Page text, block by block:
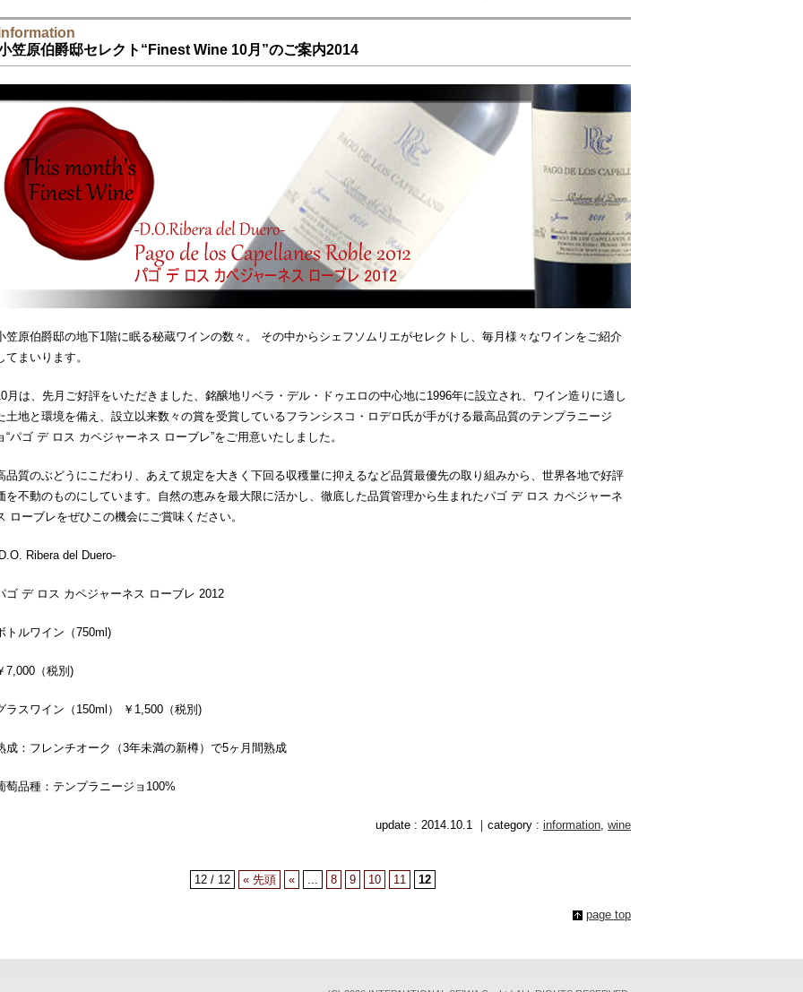
笠原伯爵邸セレクト“Finest Wine 10月”のご案内2014
笠原伯爵邸の地下1階に眠る秘蔵ワインの数々。 その中からシェフソムリエがセレクトし、毎月様々なワインをご紹介
てまいります。
月は、先月ご好評をいただきました、銘醸地リベラ・デル・ドゥエロの中心地に1996年に設立され、ワイン造りに適し
土地と環境を備え、設立以来数々の賞を受賞しているフランシスコ・ロデロ氏が手がける最高品質のテンプラニージ
“パゴ デ ロス カペジャーネス ローブレ”をご用意いたしました。
品質のぶどうにこだわり、あえて規定を大きく下回る収穫量に抑えるなど品質最優先の取り組みから、世界各地で好評
を不動のものにしています。自然の恵みを最大限に活かし、徹底した品質管理から生まれたパゴ デ ロス カペジャーネ
ローブレをぜひこの機会にご賞味ください。
Ribera del Duero-
ゴ デ ロス カペジャーネス ローブレ 2012
トルワイン（750ml)
7,000（税別)
ラスワイン（150ml） ￥1,500（税別)
成：フレンチオーク（3年未満の新樽）で5ヶ月間熟成
萄品種：テンプラニージョ100%
update : 2014.10.1 ｜category : information, wine
12 / 12 « 先頭 « ... 8 9 10 11 12
page top